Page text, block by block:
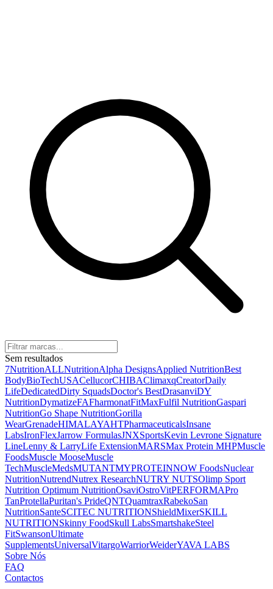
Sem resultados
7NutritionALLNutritionAlpha DesignsApplied NutritionBest
BodyBioTechUSACellucorCHIBAClimaxqCreatorDaily
LifeDedicatedDirty SquadsDoctor's BestDrasanviDY
NutritionDymatizeFAFharmonatFitMaxFulfil NutritionGaspari
NutritionGo Shape NutritionGorilla
WearGrenadeHIMALAYAHTPharmaceuticalsInsane
LabsIronFlexJarrow FormulasJNXSportsKevin Levrone Signature
LineLenny & LarryLife ExtensionMARSMax Protein MHPMuscle
FoodsMuscle MooseMuscle
TechMuscleMedsMUTANTMYPROTEINNOW FoodsNuclear
NutritionNutrendNutrex ResearchNUTRY NUTSOlimp Sport
Nutrition Optimum NutritionOsaviOstroVitPERFORMAPro
TanProtellaPuritan's PrideQNTQuamtraxRabekoSan
NutritionSanteSCITEC NUTRITIONShieldMixerSKILL
NUTRITIONSkinny FoodSkull LabsSmartshakeSteel
FitSwansonUltimate
SupplementsUniversalVitargoWarriorWeiderYAVA LABS
Sobre Nós
FAQ
Contactos